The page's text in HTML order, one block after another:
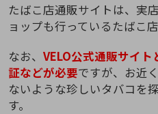
たばこ店通販サイトは、実
ョップも行っているたばこ
なお、 VELO公式通販サイ
証などが必要ですが、お近
ないような珍しいタバコを
す。